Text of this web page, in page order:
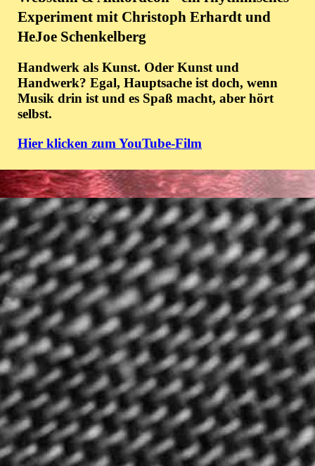
Experiment mit Christoph Erhardt und
HeJoe Schenkelberg
Handwerk als Kunst. Oder Kunst und
Handwerk? Egal, Hauptsache ist doch, wenn
Musik drin ist und es Spaß macht, aber hört
selbst.
Hier klicken zum YouTube-Film
Zurück zum Seiteninhalt